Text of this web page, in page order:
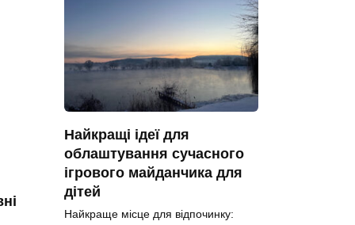
Найкращі ідеї для
облаштування сучасного
ігрового майданчика для
дітей
Найкраще місце для відпочинку: